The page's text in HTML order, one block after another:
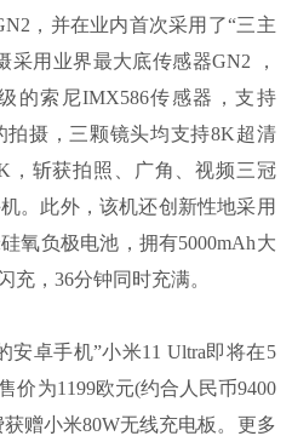
，并在业内首次采用了“三主
采用业界最大底传感器GN2 ，
的索尼IMX586传感器，支持
拍摄，三颗镜头均支持8K超清
，斩获拍照、广角、视频三冠
。此外，该机还创新性地采用
氧负极电池，拥有5000mAh大
充，36分钟同时充满。
卓手机”小米11 Ultra即将在5
价为1199欧元(约合人民币9400
赠小米80W无线充电板。更多